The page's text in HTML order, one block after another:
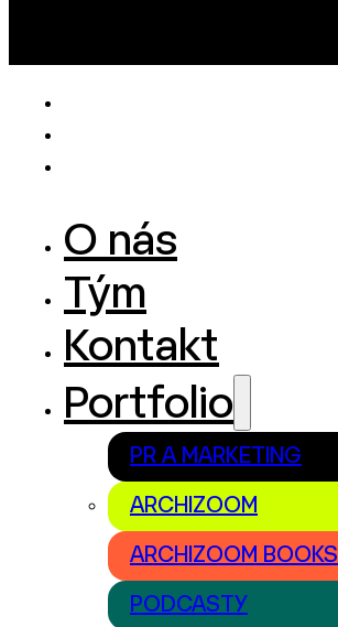
O nás
Tým
Kontakt
Portfolio
PR A MARKETING
ARCHIZOOM
ARCHIZOOM BOOKS
PODCASTY